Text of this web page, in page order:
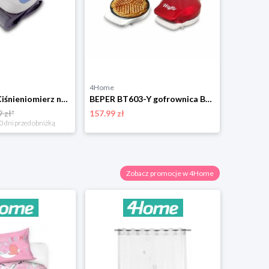
Beper 40121 Ciśnieniomierz nadgarstkowy
zł*
dni przed obniżką
4Home
BEPER BT603-Y gofrownica Beper
157.99 zł
Zobacz promocje w 4Home